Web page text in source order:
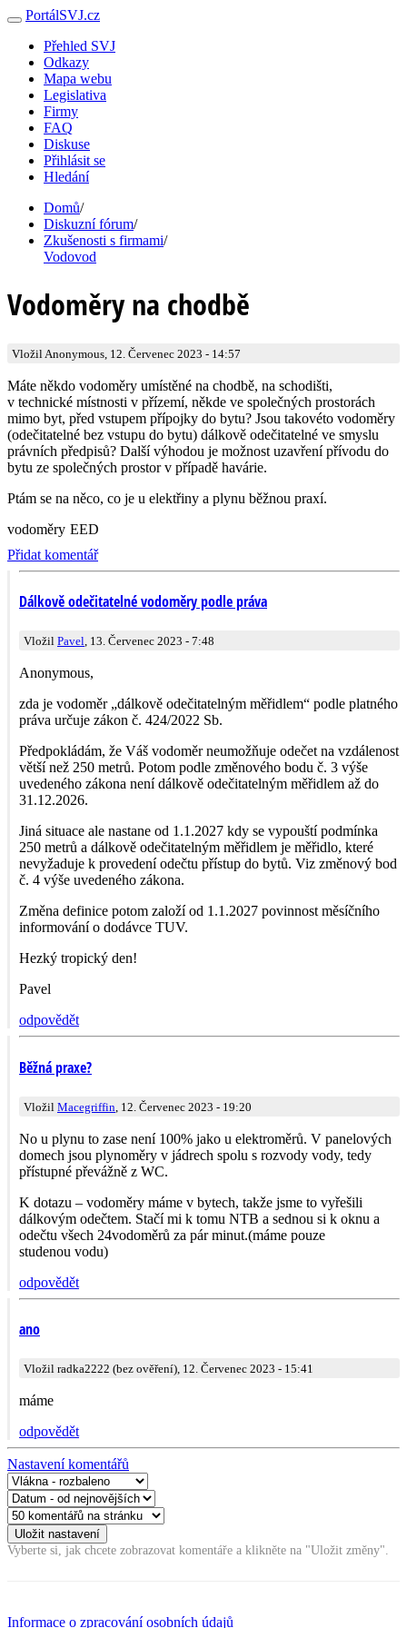
PortálSVJ.cz
Přehled SVJ
Odkazy
Mapa webu
Legislativa
Firmy
FAQ
Diskuse
Přihlásit se
Hledání
Domů/
Diskuzní fórum/
Zkušenosti s firmami/
Vodovod
Vodoměry na chodbě
Vložil Anonymous, 12. Červenec 2023 - 14:57
Máte někdo vodoměry umístěné na chodbě, na schodišti,
v technické místnosti v přízemí, někde ve společných prostorách
mimo byt, před vstupem přípojky do bytu? Jsou takovéto vodoměry
(odečitatelné bez vstupu do bytu) dálkově odečitatelné ve smyslu
právních předpisů? Další výhodou je možnost uzavření přívodu do
bytu ze společných prostor v případě havárie.
Ptám se na něco, co je u elektřiny a plynu běžnou praxí.
vodoměry EED
Přidat komentář
Dálkově odečitatelné vodoměry podle práva
Vložil Pavel, 13. Červenec 2023 - 7:48
Anonymous,
zda je vodoměr „dálkově odečitatelným měřidlem“ podle platného
práva určuje zákon č. 424/2022 Sb.
Předpokládám, že Váš vodoměr neumožňuje odečet na vzdálenost
větší než 250 metrů. Potom podle změnového bodu č. 3 výše
uvedeného zákona není dálkově odečitatelným měřidlem až do
31.12.2026.
Jiná situace ale nastane od 1.1.2027 kdy se vypouští podmínka
250 metrů a dálkově odečitatelným měřidlem je měřidlo, které
nevyžaduje k provedení odečtu přístup do bytů. Viz změnový bod
č. 4 výše uvedeného zákona.
Změna definice potom založí od 1.1.2027 povinnost měsíčního
informování o dodávce TUV.
Hezký tropický den!
Pavel
odpovědět
Běžná praxe?
Vložil Macegriffin , 12. Červenec 2023 - 19:20
No u plynu to zase není 100% jako u elektroměrů. V panelových
domech jsou plynoměry v jádrech spolu s rozvody vody, tedy
přístupné převážně z WC.
K dotazu – vodoměry máme v bytech, takže jsme to vyřešili
dálkovým odečtem. Stačí mi k tomu NTB a sednou si k oknu a
odečtu všech 24vodoměrů za pár minut.(máme pouze
studenou vodu)
odpovědět
ano
Vložil radka2222 (bez ověření), 12. Červenec 2023 - 15:41
máme
odpovědět
Nastavení komentářů
Vyberte si, jak chcete zobrazovat komentáře a klikněte na "Uložit změny".
Informace o zpracování osobních údajů